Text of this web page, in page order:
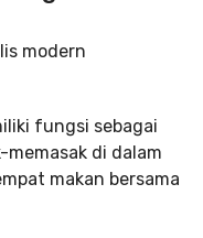
fungsi sebagai
di dalam
makan bersama